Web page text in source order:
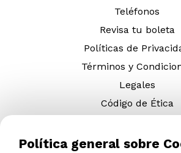
Teléfonos
Revisa tu boleta
Políticas de
Términos y
Legales
Código de Ética
AYUDA
Política general sobre